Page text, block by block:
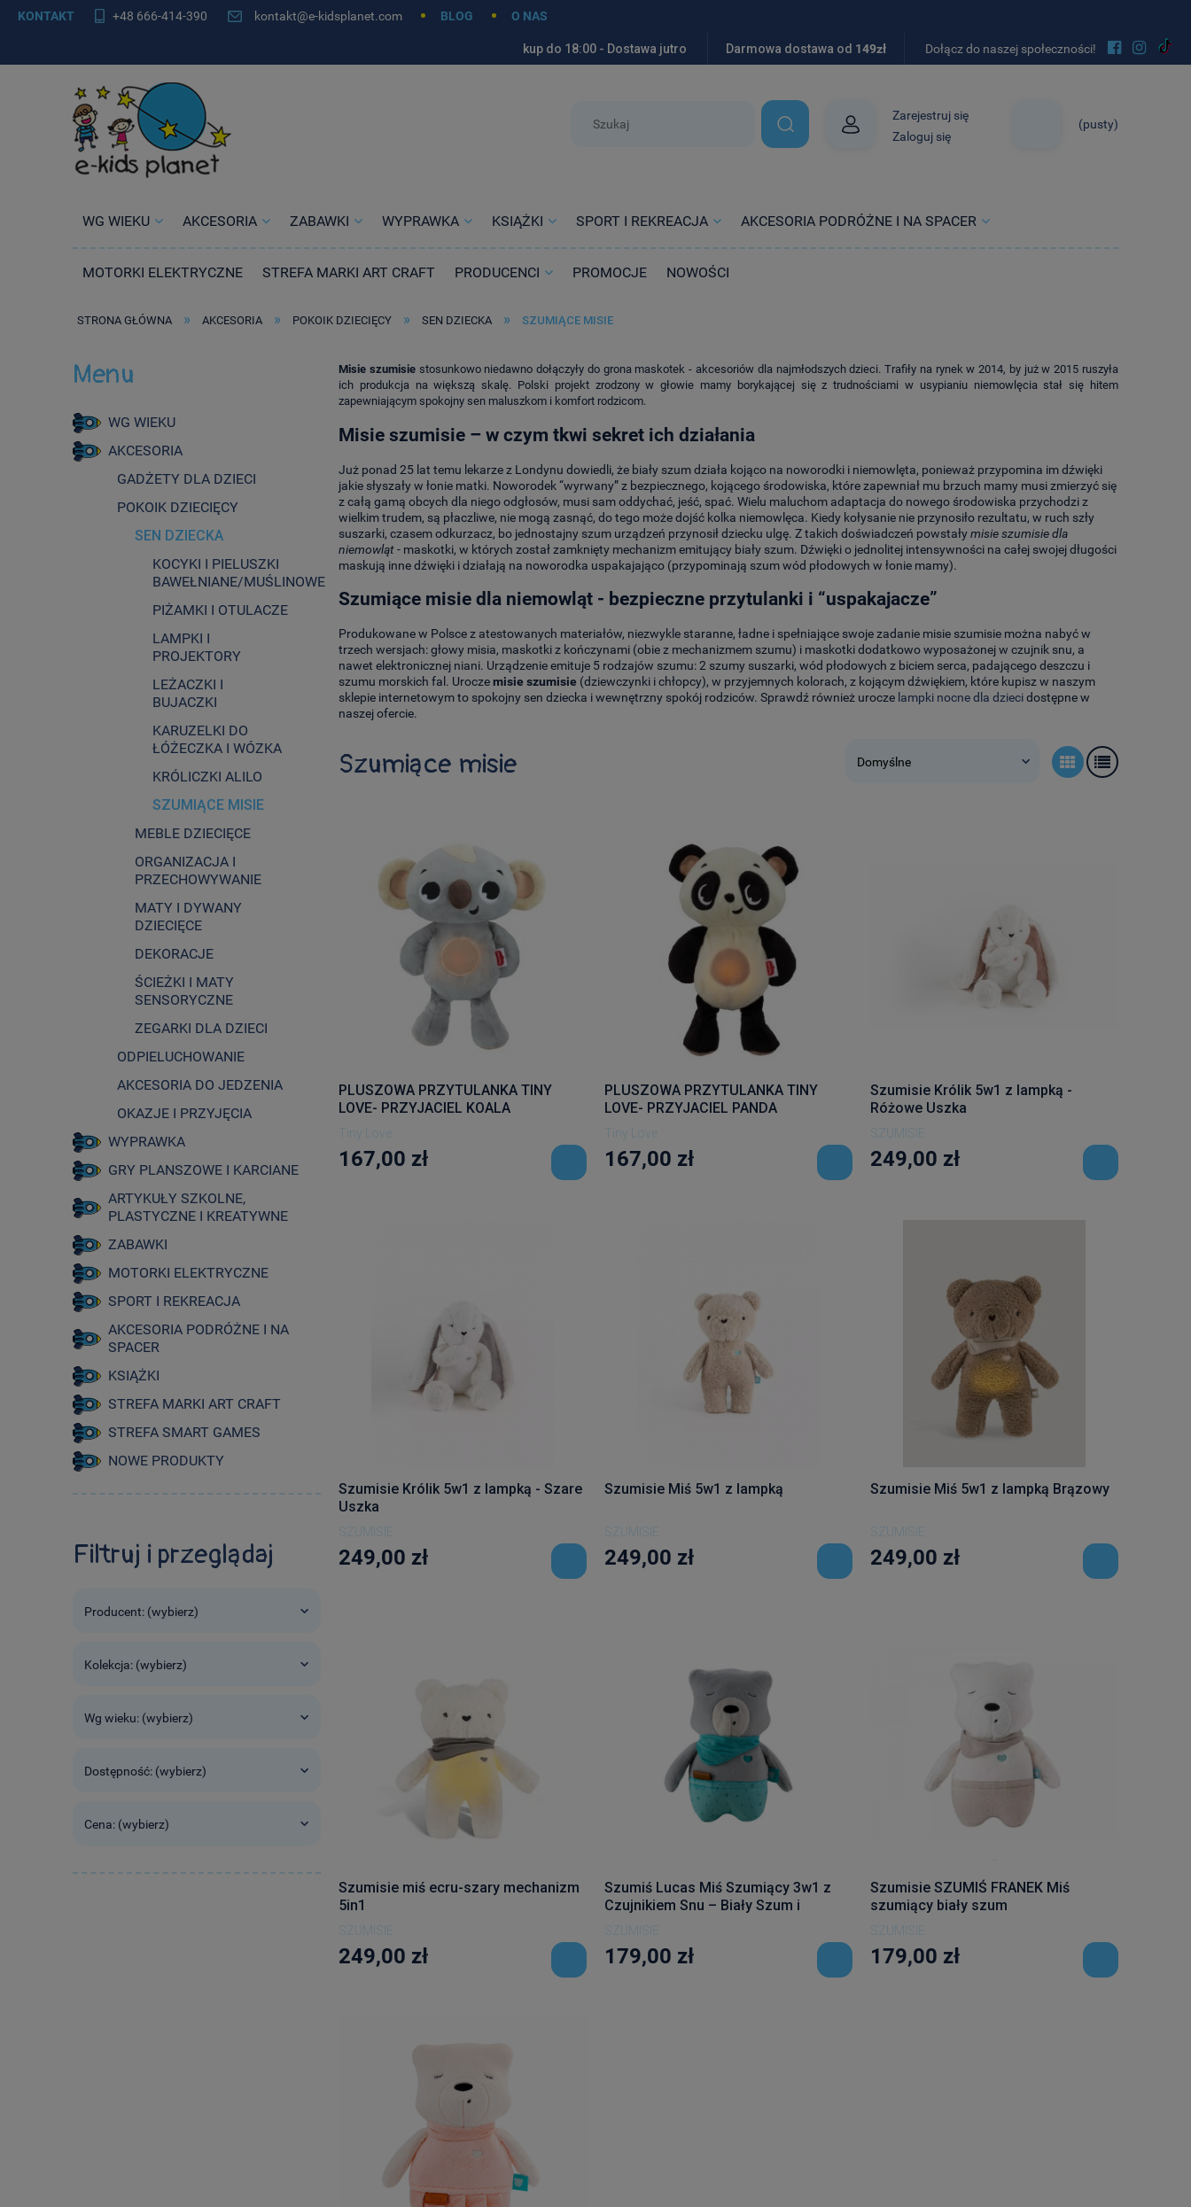
KONTAKT +48 666-414-390 kontakt@e-kidsplanet.com BLOG O NAS
kup do 18:00 - Dostawa jutro Darmowa dostawa od 149zł Dołącz do naszej społeczności!  
(pusty)
Zarejestruj się
Zaloguj się
WG WIEKU AKCESORIA ZABAWKI WYPRAWKA KSIĄŻKI SPORT I REKREACJA AKCESORIA PODRÓŻNE I NA SPACER
MOTORKI ELEKTRYCZNE STREFA MARKI ART CRAFT PRODUCENCI PROMOCJE NOWOŚCI
STRONA GŁÓWNA » AKCESORIA » POKOIK DZIECIĘCY » SEN DZIECKA » SZUMIĄCE MISIE
Menu
WG WIEKU
AKCESORIA
GADŻETY DLA DZIECI
POKOIK DZIECIĘCY
SEN DZIECKA
KOCYKI I PIELUSZKI
BAWEŁNIANE/MUŚLINOWE
PIŻAMKI I OTULACZE
LAMPKI I
PROJEKTORY
LEŻACZKI I
BUJACZKI
KARUZELKI DO
ŁÓŻECZKA I WÓZKA
KRÓLICZKI ALILO
SZUMIĄCE MISIE
MEBLE DZIECIĘCE
ORGANIZACJA I
PRZECHOWYWANIE
MATY I DYWANY
DZIECIĘCE
DEKORACJE
ŚCIEŻKI I MATY
SENSORYCZNE
ZEGARKI DLA DZIECI
ODPIELUCHOWANIE
AKCESORIA DO JEDZENIA
OKAZJE I PRZYJĘCIA
WYPRAWKA
GRY PLANSZOWE I KARCIANE
ARTYKUŁY SZKOLNE,
PLASTYCZNE I KREATYWNE
ZABAWKI
MOTORKI ELEKTRYCZNE
SPORT I REKREACJA
AKCESORIA PODRÓŻNE I NA
SPACER
KSIĄŻKI
STREFA MARKI ART CRAFT
STREFA SMART GAMES
NOWE PRODUKTY
Filtruj i przeglądaj
Producent: (wybierz)
Kolekcja: (wybierz)
Wg wieku: (wybierz)
Dostępność: (wybierz)
Cena: (wybierz)
Misie szumisiestosunkowo niedawno dołączyły do grona maskotek - akcesoriów dla najmłodszych dzieci. Trafiły na rynek w 2014, by już w 2015 ruszyła
ich produkcja na większą skalę. Polski projekt zrodzony w głowie mamy borykającej się z trudnościami w usypianiu niemowlęcia stał się hitem
zapewniającym spokojny sen maluszkom i komfort rodzicom.
Misie szumisie – w czym tkwi sekret ich działania
Już ponad 25 lat temu lekarze z Londynu dowiedli, że biały szum działa kojąco na noworodki i niemowlęta, ponieważ przypomina im dźwięki
jakie słyszały w łonie matki. Noworodek “wyrwany” z bezpiecznego, kojącego środowiska, które zapewniał mu brzuch mamy musi zmierzyć się
z całą gamą obcych dla niego odgłosów, musi sam oddychać, jeść, spać. Wielu maluchom adaptacja do nowego środowiska przychodzi z
wielkim trudem, są płaczliwe, nie mogą zasnąć, do tego może dojść kolka niemowlęca. Kiedy kołysanie nie przynosiło rezultatu, w ruch szły
suszarki, czasem odkurzacz, bo jednostajny szum urządzeń przynosił dziecku ulgę. Z takich doświadczeń powstałymisie szumisie dla
niemowląt- maskotki, w których został zamknięty mechanizm emitujący biały szum. Dźwięki o jednolitej intensywności na całej swojej długości
maskują inne dźwięki i działają na noworodka uspakajająco (przypominają szum wód płodowych w łonie mamy).
Szumiące misie dla niemowląt - bezpieczne przytulanki i “uspakajacze”
Produkowane w Polsce z atestowanych materiałów, niezwykle staranne, ładne i spełniające swoje zadanie misie szumisie można nabyć w
trzech wersjach: głowy misia, maskotki z kończynami (obie z mechanizmem szumu) i maskotki dodatkowo wyposażonej w czujnik snu, a
nawet elektronicznej niani. Urządzenie emituje 5 rodzajów szumu: 2 szumy suszarki, wód płodowych z biciem serca, padającego deszczu i
szumu morskich fal. Uroczemisie szumisie (dziewczynki i chłopcy), w przyjemnych kolorach, z kojącym dźwiękiem, które kupisz w naszym
sklepie internetowym to spokojny sen dziecka i wewnętrzny spokój rodziców. Sprawdź również urocze lampki nocne dla dziecidostępne w
naszej ofercie.
Szumiące misie
PLUSZOWA PRZYTULANKA TINY
LOVE- PRZYJACIEL KOALA
Tiny Love
167,00 zł
PLUSZOWA PRZYTULANKA TINY
LOVE- PRZYJACIEL PANDA
Tiny Love
167,00 zł
Szumisie Królik 5w1 z lampką -
Różowe Uszka
SZUMISIE
249,00 zł
Szumisie Królik 5w1 z lampką - Szare
Uszka
SZUMISIE
249,00 zł
Szumisie Miś 5w1 z lampką
SZUMISIE
249,00 zł
Szumisie Miś 5w1 z lampką Brązowy
SZUMISIE
249,00 zł
Szumisie miś ecru-szary mechanizm
5in1
SZUMISIE
249,00 zł
Szumiś Lucas Miś Szumiący 3w1 z
Czujnikiem Snu – Biały Szum i
Melodie
SZUMISIE
179,00 zł
Szumisie SZUMIŚ FRANEK Miś
szumiący biały szum
SZUMISIE
179,00 zł